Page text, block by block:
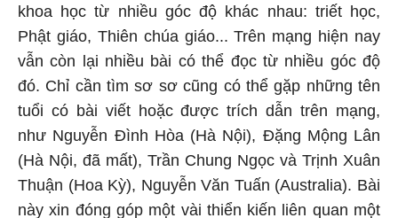
khoa học từ nhiều góc độ khác nhau: triết học,
Phật giáo, Thiên chúa giáo... Trên mạng hiện nay
vẫn còn lại nhiều bài có thể đọc từ nhiều góc độ
đó. Chỉ cần tìm sơ sơ cũng có thể gặp những tên
tuổi có bài viết hoặc được trích dẫn trên mạng,
như Nguyễn Đình Hòa (Hà Nội), Đặng Mộng Lân
(Hà Nội, đã mất), Trần Chung Ngọc và Trịnh Xuân
Thuận (Hoa Kỳ), Nguyễn Văn Tuấn (Australia). Bài
này xin đóng góp một vài thiển kiến liên quan một